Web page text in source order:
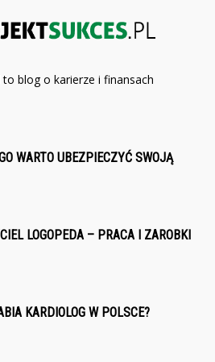
blog o karierze i finansach
WARTO UBEZPIECZYĆ SWOJĄ
LOGOPEDA – PRACA I ZAROBKI
KARDIOLOG W POLSCE?